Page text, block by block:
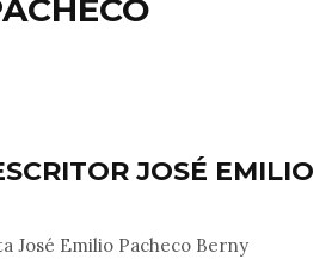
JOSÉ EMILIO
José Emilio Pacheco Berny